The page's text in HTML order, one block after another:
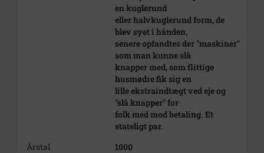
en kuglerund
eller halvkuglerund form, de
blev syet i hånden,
senere opfandtes der "maskiner"
som man kunne slå
knapper med, som flittige
husmødre fik sig en
lille ekstraindtægt ved eje og
"slå knapper" for
folk med mod betaling. Et
stateligt par.
Årstal
1000